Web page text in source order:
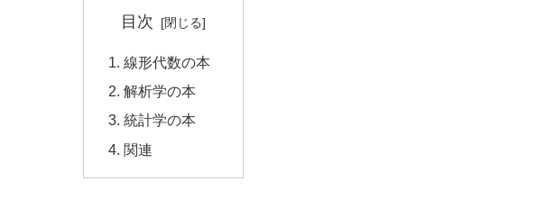
目次
線形代数の本
解析学の本
統計学の本
関連